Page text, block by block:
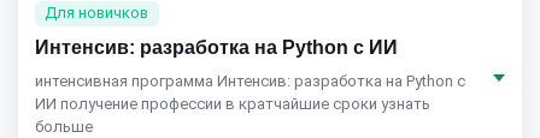
Для новичков
Интенсив: разработка на Python с ИИ
интенсивная программа Интенсив: разработка на Python с
ИИ получение профессии в кратчайшие сроки узнать
больше